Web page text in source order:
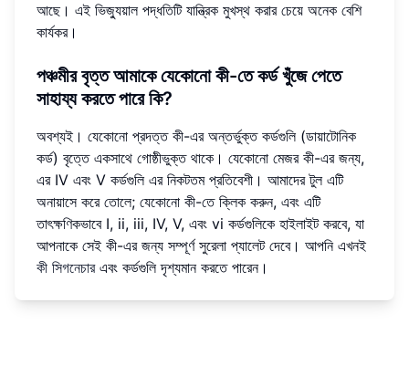
আছে। এই ভিজ্যুয়াল পদ্ধতিটি যান্ত্রিক মুখস্থ করার চেয়ে অনেক বেশি
কার্যকর।
পঞ্চমীর বৃত্ত আমাকে যেকোনো কী-তে কর্ড খুঁজে পেতে
সাহায্য করতে পারে কি?
অবশ্যই। যেকোনো প্রদত্ত কী-এর অন্তর্ভুক্ত কর্ডগুলি (ডায়াটোনিক
কর্ড) বৃত্তে একসাথে গোষ্ঠীভুক্ত থাকে। যেকোনো মেজর কী-এর জন্য,
এর IV এবং V কর্ডগুলি এর নিকটতম প্রতিবেশী। আমাদের টুল এটি
অনায়াসে করে তোলে; যেকোনো কী-তে ক্লিক করুন, এবং এটি
তাৎক্ষণিকভাবে I, ii, iii, IV, V, এবং vi কর্ডগুলিকে হাইলাইট করবে, যা
আপনাকে সেই কী-এর জন্য সম্পূর্ণ সুরেলা প্যালেট দেবে। আপনি এখনই
কী সিগনেচারএবং কর্ডগুলি দৃশ্যমান করতে পারেন।